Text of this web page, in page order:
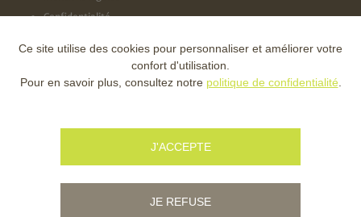
Confidentialité
NOS LABELS
Ce site utilise des cookies pour personnaliser et améliorer votre
confort d'utilisation.
Pour en savoir plus, consultez notre politique de confidentialité
J'ACCEPTE
JE REFUSE